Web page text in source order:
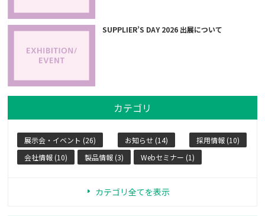
SUPPLIER’S DAY 2026 出展について
カテゴリ
展示会・イベント (26) お知らせ (14)
採用情報 (10)
会社情報 (10)
製品情報 (3) Webセミナー (1)
カテゴリ全てを表示